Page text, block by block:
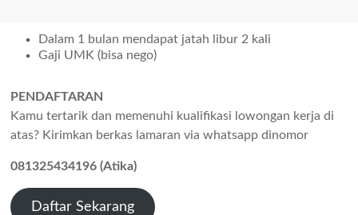
Dalam 1 bulan mendapat jatah libur 2 kali
Gaji UMK (bisa nego)
PENDAFTARAN
Kamu tertarik dan memenuhi kualifikasi lowongan kerja di
atas? Kirimkan berkas lamaran via whatsapp dinomor
081325434196 (Atika)
Daftar Sekarang